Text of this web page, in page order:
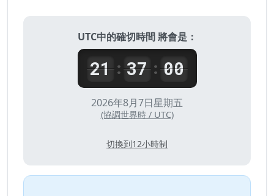
UTC中的確切時間 將會是：
21: 37: 00
2026年8月7日星期五
(協調世界時 / UTC)
切換到12小時制